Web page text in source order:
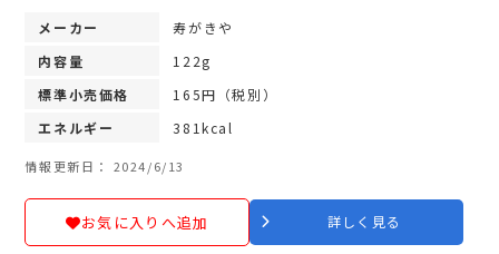
メーカー
寿がきや
内容量
122g
標準小売価格
165円（税別）
エネルギー
381kcal
情報更新日： 2024/6/13
お気に入りへ追加 詳しく見る